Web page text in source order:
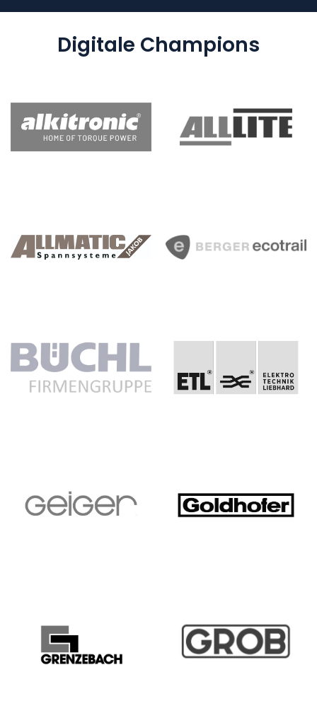
Digitale Champions